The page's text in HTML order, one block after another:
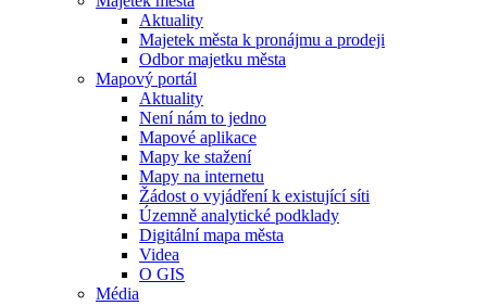
Aktuality
Majetek města k pronájmu a prodeji
Odbor majetku města
Mapový portál
Aktuality
Není nám to jedno
Mapové aplikace
Mapy ke stažení
Mapy na internetu
Žádost o vyjádření k existující síti
Územně analytické podklady
Digitální mapa města
Videa
O GIS
Média